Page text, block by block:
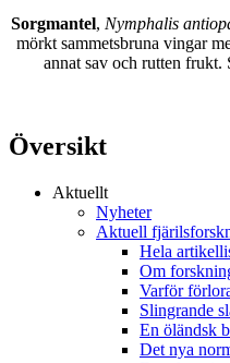
Sorgmantel, Nymphalis
mörkt sammetsbruna vingar
annat sav och rutten frukt.
Översikt
Aktuellt
Nyheter
Aktuell
Hela
Om
Varför
Slingrande
En öländsk
Det nya